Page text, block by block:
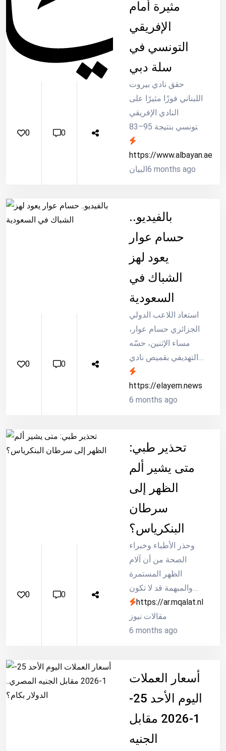
0 0
مثيرة أمام
الإفريقي
التونسي في
سلة دبي
حقق نادي بيروت
اللبناني فوزًا مثيرًا على
النادي الإفريقي
التونسي بنتيجة 95–83
بعد تمديد الوقت، في
المباراة التي جمعتهما
https://www.albayan.ae
البيان6 months ago
0 0
بالفيديو..
حسام عوار
يعود لهز
الشباك في
السعودية
استعاد اللاعب الدولي
الجزائري حسام عوار،
مساء الإثنين، حسّه
التهديفي بقميص نادي
الاتحاد السعودي،
واضعًا حدًا لصيام دام
ثلاثة أشهر، في عودة
https://elayem.news
6 months ago
0 0
تحذير طبي:
متى يشير ألم
الظهر إلى
سرطان
البنكرياس؟
وحذر الأطباء وخبراء
الصحة من أن آلام
الظهر المستمرة
والمبهمة قد لا تكون
مجرد عرض عضلي
عابر، ولكنها قد تشير
في بعض الحالات إلى
أكثر أنواع السرطان
عدوانية ويصعب
اكتشافه مبكرا، بحسب
موقع تايمز ناو.
مرض غالبا ما يتم
https://ar.mqalat.nl
مقالات نيوز
6 months ago
أسعار العملات
اليوم الأحد 25-
1-2026 مقابل
الجنيه